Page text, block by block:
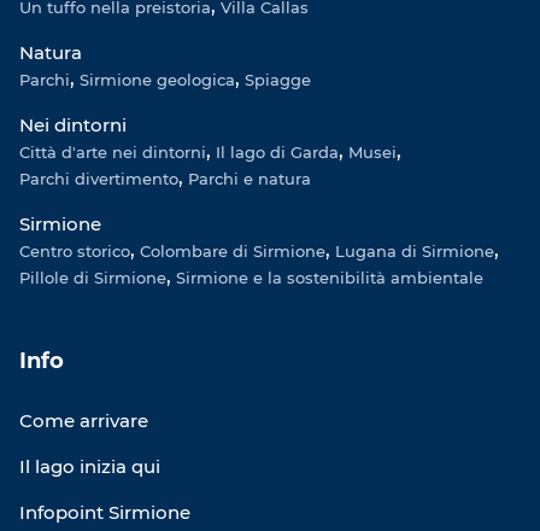
Un tuffo nella preistoria Villa Callas
Natura
Parchi Sirmione geologica Spiagge
Nei dintorni
Città d'arte nei dintorni Il lago di Garda
Musei
Parchi divertimento Parchi e natura
Sirmione
Centro storico Colombare di Sirmione Lugana di Sirmione
Pillole di Sirmione Sirmione e la sostenibilità ambientale
Info
Come arrivare
Il lago inizia qui
Infopoint Sirmione